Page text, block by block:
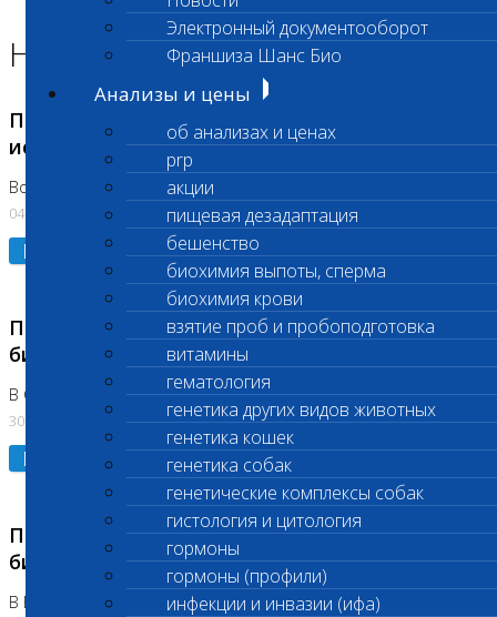
Электронный документооборот
Франшиза Шанс Био
Анализы и цены
об анализах и ценах
prp
акции
пищевая дезадаптация
бешенство
биохимия выпоты, сперма
биохимия крови
взятие проб и пробоподготовка
витамины
гематология
генетика других видов животных
генетика кошек
генетика собак
генетические комплексы собак
гистология и цитология
гормоны
гормоны (профили)
инфекции и инвазии (ифа)
Новости лаборатории
Приостановка срочных биохимических
исследований
Во Владыкино
04.08.2026
Подробнее
Приостановлено выполнение срочных
биохимических исследований
В Сколково. Код (123,309,310)
30.07.2026
Подробнее
Приостановлено выполнение срочных
биохимических исследований
В Бутово 29.07.26